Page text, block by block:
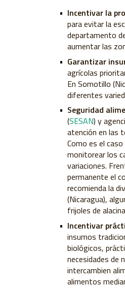
Incentivar la
para evitar la
departamento
aumentar las
Garantizar
agrícolas
En Somotillo
diferentes
Seguridad
(SESAN) y
atención en las
Como es el
monitorear los
variaciones.
permanente el
recomienda la
(Nicaragua),
frijoles de
Incentivar
insumos
biológicos,
necesidades de
intercambien
alimentos